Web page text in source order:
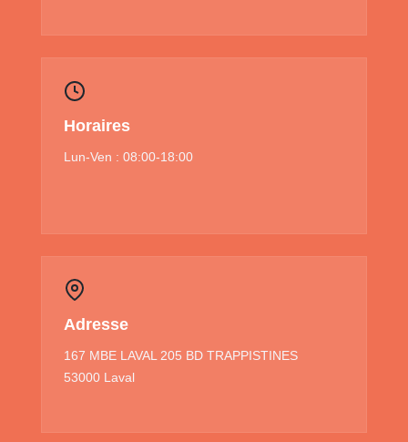
Horaires
Lun-Ven : 08:00-18:00
Adresse
167 MBE LAVAL 205 BD TRAPPISTINES
53000 Laval